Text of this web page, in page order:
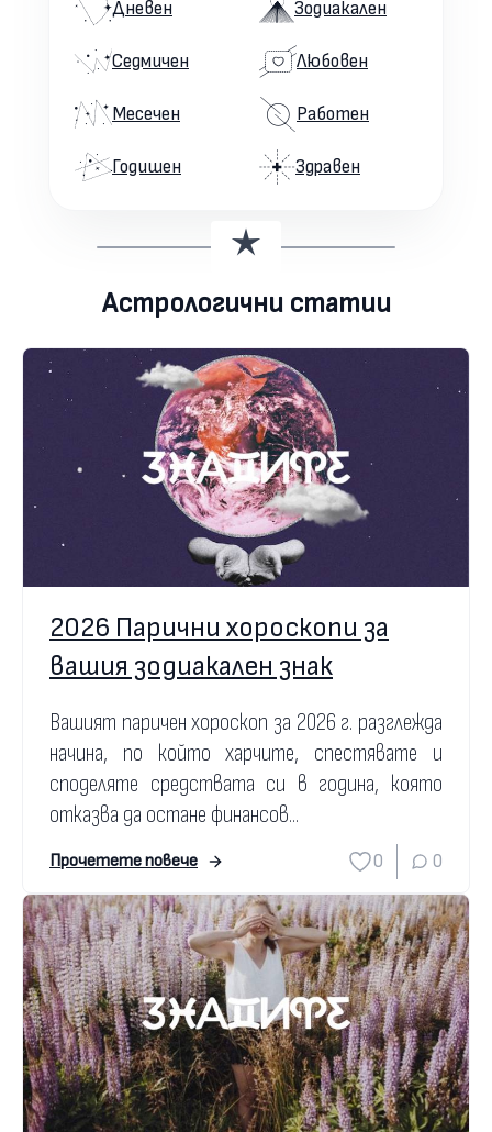
Дневен
Седмичен
Месечен
Годишен
Зодиакален
Любовен
Работен
Здравен
Астрологични статии
2026 Парични хороскопи за
вашия зодиакален знак
Вашият паричен хороскоп за 2026 г. разглежда
начина, по който харчите, спестявате и
споделяте средствата си в година, която
отказва да остане финансов...
Прочетете повече 0 0